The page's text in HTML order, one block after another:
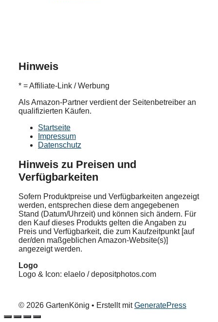
Hinweis
* = Affiliate-Link / Werbung
Als Amazon-Partner verdient der Seitenbetreiber an
qualifizierten Käufen.
Startseite
Impressum
Datenschutz
Hinweis zu Preisen und
Verfügbarkeiten
Sofern Produktpreise und Verfügbarkeiten angezeigt
werden, entsprechen diese dem angegebenen
Stand (Datum/Uhrzeit) und können sich ändern. Für
den Kauf dieses Produkts gelten die Angaben zu
Preis und Verfügbarkeit, die zum Kaufzeitpunkt [auf
der/den maßgeblichen Amazon-Website(s)]
angezeigt werden.
Logo
Logo & Icon: elaelo / depositphotos.com
© 2026 GartenKönig • Erstellt mitGeneratePress